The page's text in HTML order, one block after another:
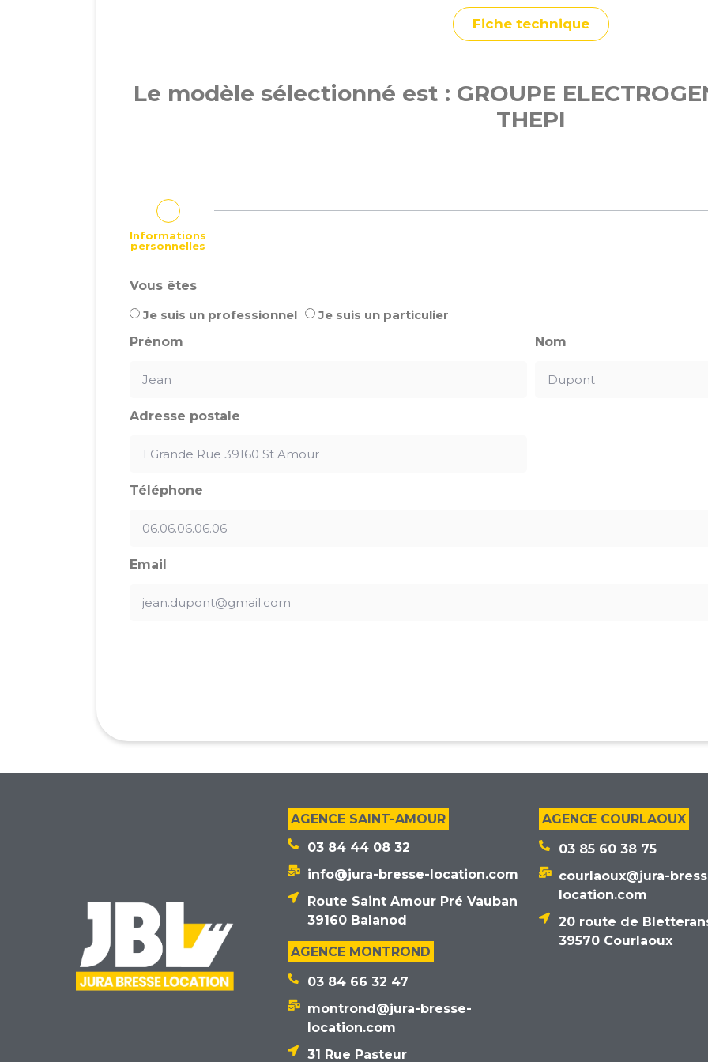
Fiche technique
Le modèle sélectionné est : GROUPE
THEPI
Informations
personnelles
Vous êtes
Je suis un professionnel
Je suis un particulier
Prénom
Nom
Adresse postale
Téléphone
Email
AGENCE SAINT-AMOUR
03 84 44 08 32
info@jura-bresse-location.com
Route Saint Amour Pré Vauban
39160 Balanod
AGENCE MONTROND
03 84 66 32 47
montrond@jura-bresse-
location.com
31 Rue Pasteur
AGENCE COURLAOUX
03 85 60 38 75
courlaoux@jura-
location.com
20 route de
39570 Courlaoux